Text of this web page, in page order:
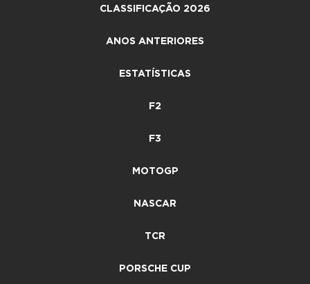
CLASSIFICAÇÃO 2026
ANOS ANTERIORES
ESTATÍSTICAS
F2
F3
MOTOGP
NASCAR
TCR
PORSCHE CUP